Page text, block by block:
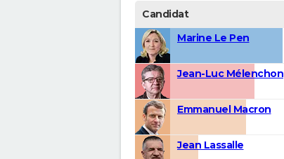
Candidat
Marine Le Pen
Jean-Luc Mélenchon
Emmanuel Macron
Jean Lassalle